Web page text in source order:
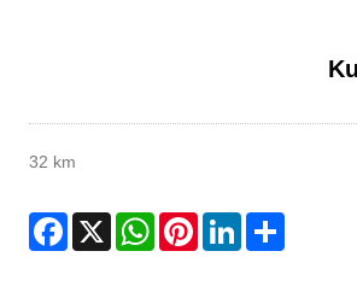
32 km
Facebook
X WhatsAppPinterestLinkedInShare